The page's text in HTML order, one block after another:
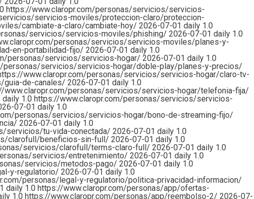
https://www.claropr.com/personas/servicios/servicios-
servicios-moviles/proteccion-claro/proteccion-
cambiate-a-claro/cambiate-hoy/ 2026-07-01 daily 1.0
servicios/servicios-moviles/phishing/ 2026-07-01 daily 1.0
personas/servicios/servicios-moviles/planes-y-
en-portabilidad-fijo/ 2026-07-01 daily 1.0
personas/servicios/servicios-hogar/ 2026-07-01 daily 1.0
personas/servicios/servicios-hogar/doble-play/planes-y-precios/
www.claropr.com/personas/servicios/servicios-hogar/claro-tv-
guia-de-canales/ 2026-07-01 daily 1.0
www.claropr.com/personas/servicios/servicios-hogar/telefonia-fija/
daily 1.0 https://www.claropr.com/personas/servicios/servicios-
07-01 daily 1.0
personas/servicios/servicios-hogar/bono-de-streaming-fijo/
2026-07-01 daily 1.0
servicios/tu-vida-conectada/ 2026-07-01 daily 1.0
clarofull/beneficios-sin-full/ 2026-07-01 daily 1.0
servicios/clarofull/terms-claro-full/ 2026-07-01 daily 1.0
servicios/entretenimiento/ 2026-07-01 daily 1.0
servicios/metodos-pago/ 2026-07-01 daily 1.0
y-regulatorio/ 2026-07-01 daily 1.0
personas/legal-y-regulatorio/politica-privacidad-informacion/
daily 1.0 https://www.claropr.com/personas/app/ofertas-
1.0 https://www.claropr.com/personas/app/reembolso-2/ 2026-07-